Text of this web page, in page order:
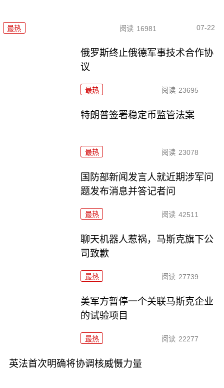
最热 阅读 16981 07-22
俄罗斯终止俄德军事技术合作协
议
最热 阅读 23695
特朗普签署稳定币监管法案
最热 阅读 23078
国防部新闻发言人就近期涉军问
题发布消息并答记者问
最热 阅读 42511
聊天机器人惹祸，马斯克旗下公
司致歉
最热 阅读 27739
美军方暂停一个关联马斯克企业
的试验项目
最热 阅读 22277
英法首次明确将协调核威慑力量